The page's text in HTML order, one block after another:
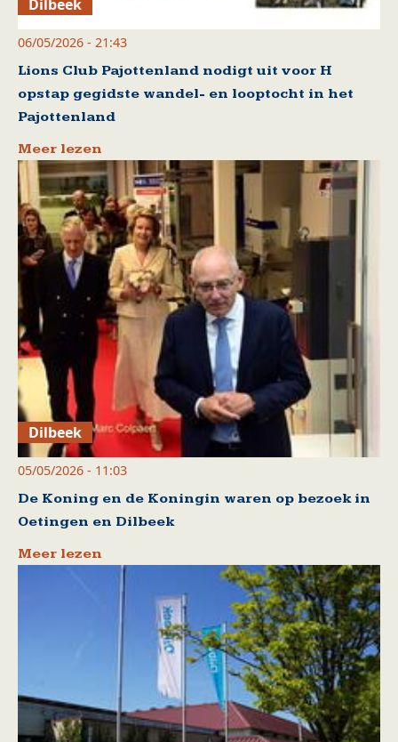
Dilbeek
06/05/2026 - 21:43
Lions Club Pajottenland nodigt uit voor H
opstap gegidste wandel- en looptocht in het
Pajottenland
Meer lezen
Dilbeek
05/05/2026 - 11:03
De Koning en de Koningin waren op bezoek in
Oetingen en Dilbeek
Meer lezen